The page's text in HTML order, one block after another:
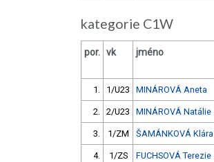
kategorie C1W
por. vk jméno
1. 1/U23 MINÁROVÁ Aneta
2. 2/U23 MINÁROVÁ Natálie
3. 1/ZM ŠAMÁNKOVÁ Klára
4. 1/ZS FUCHSOVÁ Terezie